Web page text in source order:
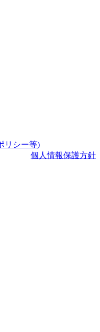
リシー等)
個人情報保護方針